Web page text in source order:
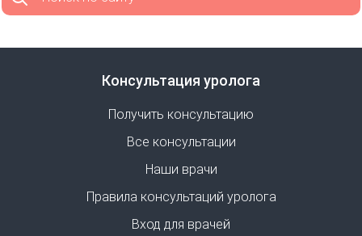
Консультация уролога
Получить консультацию
Все консультации
Наши врачи
Правила консультаций уролога
Вход для врачей